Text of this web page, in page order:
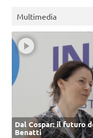
Multimedia
Dal Cospar: il futuro
Benatti